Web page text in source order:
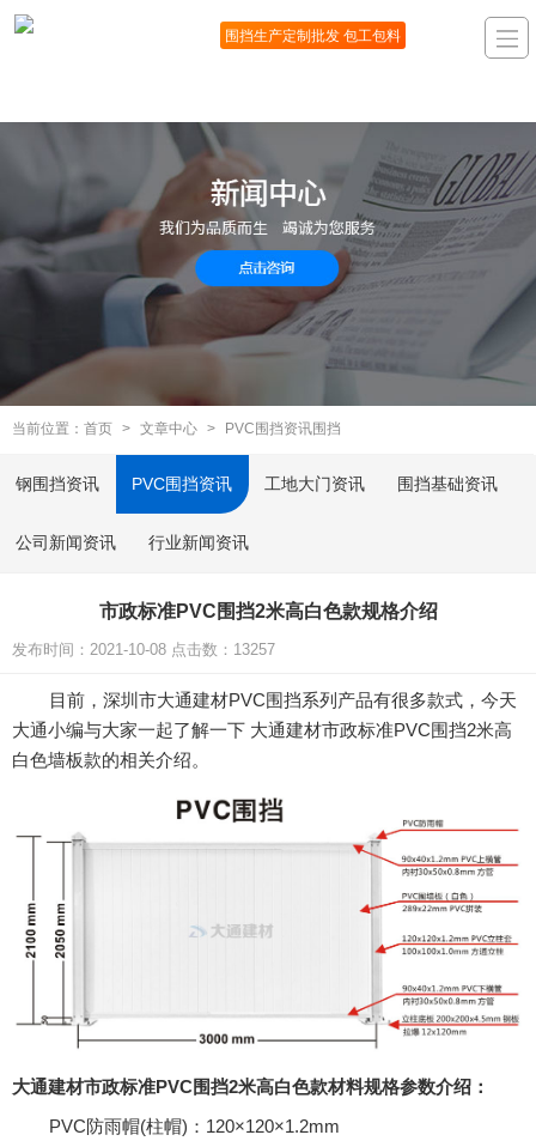
围挡生产定制批发 包工包料
当前位置： 首页 > 文章中心 > PVC围挡资讯围挡
钢围挡资讯 PVC围挡资讯 工地大门资讯 围挡基础资讯
公司新闻资讯 行业新闻资讯
市政标准PVC围挡2米高白色款规格介绍
发布时间：2021-10-08 点击数：13257
目前，深圳市大通建材PVC围挡系列产品有很多款式，今天
大通小编与大家一起了解一下 大通建材市政标准PVC围挡2米高
白色墙板款的相关介绍。
大通建材市政标准PVC围挡2米高白色款材料规格参数介绍：
PVC防雨帽(柱帽) ： 120×120×1.2mm